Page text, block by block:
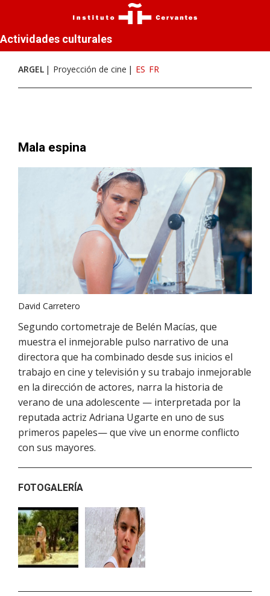
Actividades culturales
ARGEL Proyección de cine ES FR
Mala espina
David Carretero
Segundo cortometraje de Belén Macías, que
muestra el inmejorable pulso narrativo de una
directora que ha combinado desde sus inicios el
trabajo en cine y televisión y su trabajo inmejorable
en la dirección de actores, narra la historia de
verano de una adolescente — interpretada por la
reputada actriz Adriana Ugarte en uno de sus
primeros papeles— que vive un enorme conflicto
con sus mayores.
FOTOGALERÍA